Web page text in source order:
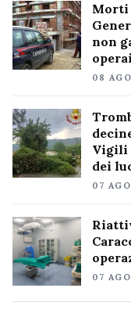
Morti
non
08
Vigili
dei
07
07